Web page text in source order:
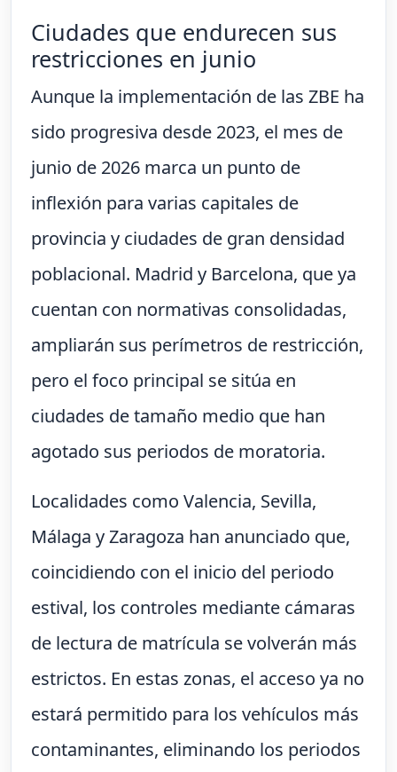
Ciudades que endurecen sus
restricciones en junio
Aunque la implementación de las ZBE ha
sido progresiva desde 2023, el mes de
junio de 2026 marca un punto de
inflexión para varias capitales de
provincia y ciudades de gran densidad
poblacional. Madrid y Barcelona, que ya
cuentan con normativas consolidadas,
ampliarán sus perímetros de restricción,
pero el foco principal se sitúa en
ciudades de tamaño medio que han
agotado sus periodos de moratoria.
Localidades como Valencia, Sevilla,
Málaga y Zaragoza han anunciado que,
coincidiendo con el inicio del periodo
estival, los controles mediante cámaras
de lectura de matrícula se volverán más
estrictos. En estas zonas, el acceso ya no
estará permitido para los vehículos más
contaminantes, eliminando los periodos